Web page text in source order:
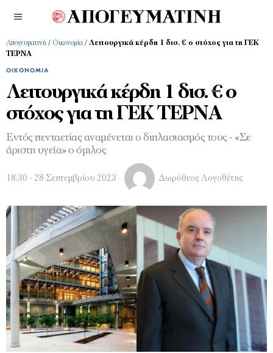
Απογευματινή / Οικονομία / Λειτουργικά κέρδη 1 δισ. € ο στόχος για τη ΓΕΚ
ΤΕΡΝΑ
ΟΙΚΟΝΟΜΊΑ
Λειτουργικά κέρδη 1 δισ. € ο
στόχος για τη ΓΕΚ ΤΕΡΝΑ
Εντός πενταετίας αναμένεται ο διπλασιασμός τους - «Σε
άριστη υγεία» ο όμιλος
18:30 - 28 Σεπτεμβρίου 2023 Δωρόθεος Λογοθέτης